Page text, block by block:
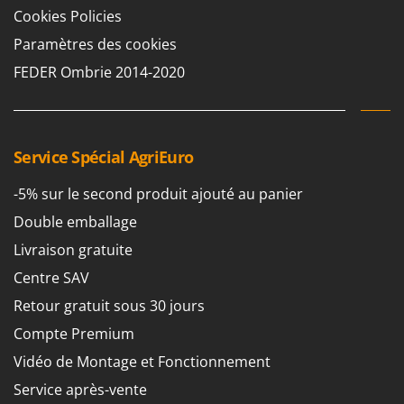
Pulvérisateurs
Pulvérisateurs portés
R
Rampes de chargement en aluminium
Râteaux pour tracteur
Remplisseuses
Robots nettoyeurs de piscine
Robots Tondeuses
Rogneuses de souches
Rouleaux pour tracteur
S
Scies à os
Scies à Ruban
GRIFO
GVS
GYS
H
Helvi
HiKOKI
Honda
I
Idromatic
Il-Tec
Imperia
Infaco
Intec
Cookies Policies
Paramètres des cookies
FEDER Ombrie 2014-2020
Service Spécial AgriEuro
-5% sur le second produit ajouté au panier
Double emballage
Livraison gratuite
Centre SAV
Retour gratuit sous 30 jours
Compte Premium
Vidéo de Montage et Fonctionnement
Service après-vente